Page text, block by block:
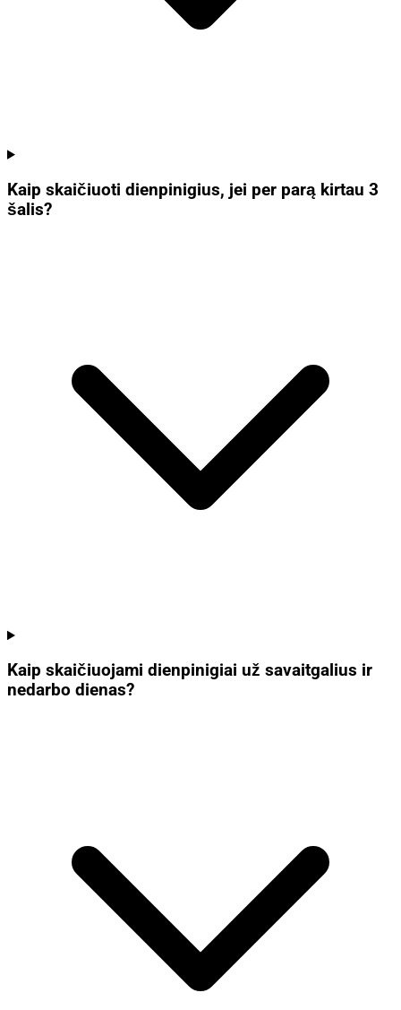
Kaip skaičiuoti dienpinigius, jei per parą kirtau 3
šalis?
Kaip skaičiuojami dienpinigiai už savaitgalius ir
nedarbo dienas?